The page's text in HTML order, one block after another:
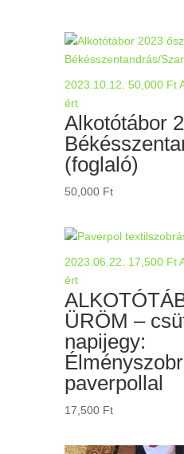
2023.10.12. 50,000 Ft
ért
Alkotótábor
(foglaló)
50,000 Ft
2023.06.22. 17,500 Ft
ért
ÜRÖM –
napijegy:
paverpollal
17,500 Ft